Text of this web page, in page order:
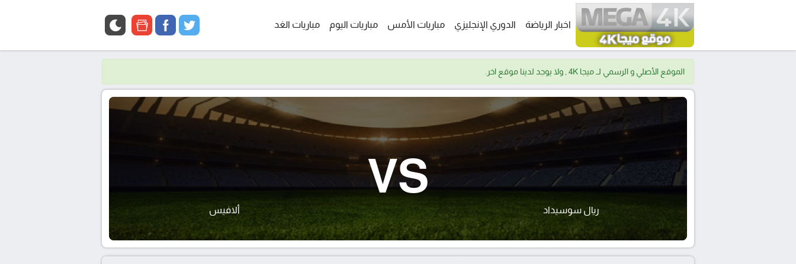
اخبار الرياضة الدوري الإنجليزي مباريات الأمس مباريات اليوم مباريات الغد twitter
facebook
google
الموقع الأصلي و الرسمي لــ ميجا 4K , ولا يوجد لدينا موقع اخر.
ريال سوسيداد
VS
ألافيس